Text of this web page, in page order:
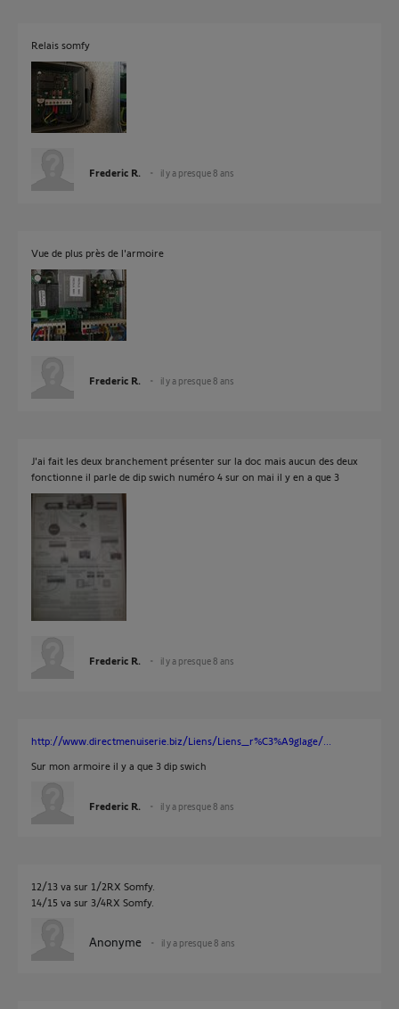
Relais somfy
Frederic R. il y a presque 8 ans
Vue de plus près de l'armoire
Frederic R. il y a presque 8 ans
J'ai fait les deux branchement présenter sur la doc mais aucun des deux
fonctionne il parle de dip swich numéro 4 sur on mai il y en a que 3
Frederic R. il y a presque 8 ans
http://www.directmenuiserie.biz/Liens/Liens_r%C3%A9glage/...
Sur mon armoire il y a que 3 dip swich
Frederic R. il y a presque 8 ans
12/13 va sur 1/2RX Somfy.
14/15 va sur 3/4RX Somfy.
Anonyme il y a presque 8 ans